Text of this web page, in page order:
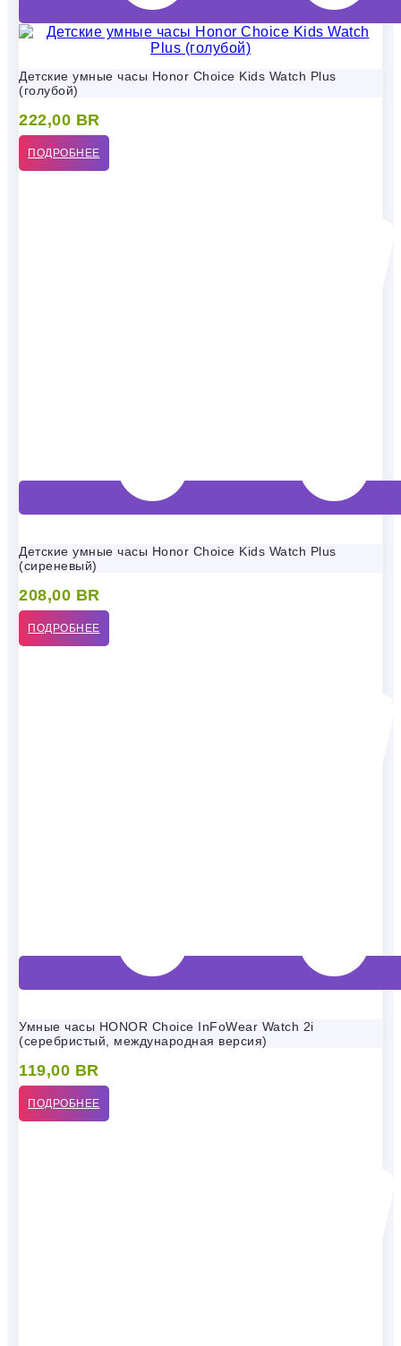
Детские умные часы Honor Choice Kids Watch Plus
(голубой)
222,00 BR
ПОДРОБНЕЕ
Детские умные часы Honor Choice Kids Watch Plus
(сиреневый)
208,00 BR
ПОДРОБНЕЕ
Умные часы HONOR Choice InFoWear Watch 2i
(серебристый, международная версия)
119,00 BR
ПОДРОБНЕЕ